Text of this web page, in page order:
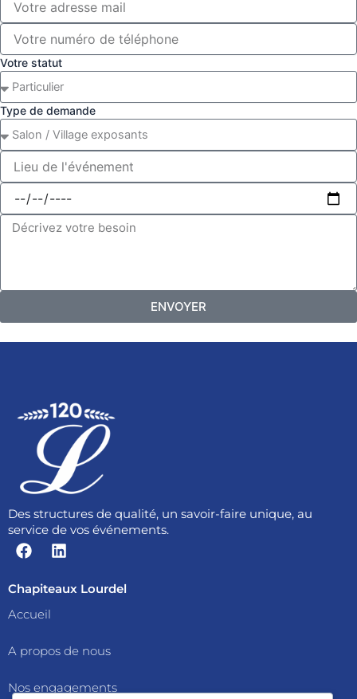
Votre statut
Type de demande
ENVOYER
Des structures de qualité, un savoir-faire unique, au
service de vos événements.
F
a
e
o
k
L
i
k
n
Chapiteaux Lourdel
Accueil
A propos de nous
Nos engagements